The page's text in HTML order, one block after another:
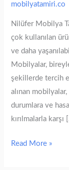
mobilyatamiri.co
Nilüfer Mobilya
çok kullanılan
ve daha
Mobilyalar,
şekillerde tercih
alınan
durumlara ve
kırılmalarla karşı
Read More »